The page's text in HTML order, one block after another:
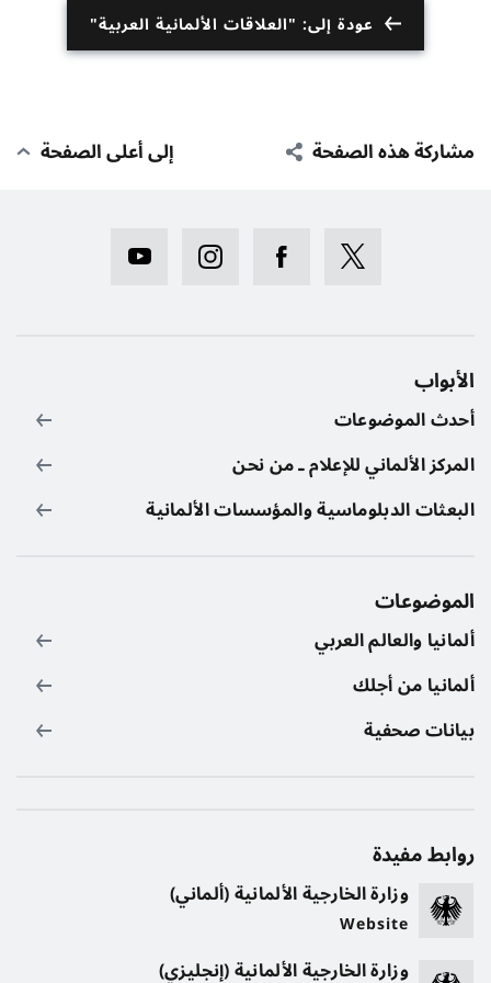
عودة إلى: "العلاقات الألمانية العربية"
مشاركة هذه الصفحة إلى أعلى الصفحة
الأبواب
أحدث الموضوعات
المركز الألماني للإعلام ـ من نحن
البعثات الدبلوماسية والمؤسسات الألمانية
الموضوعات
ألمانيا والعالم العربي
ألمانيا من أجلك
بيانات صحفية
روابط مفيدة
وزارة الخارجية الألمانية (ألماني)
Website
وزارة الخارجية الألمانية (إنجليزي)